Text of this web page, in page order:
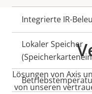
Integrierte IR-
Lokaler Speicher
Lösungen von Axis
von unseren